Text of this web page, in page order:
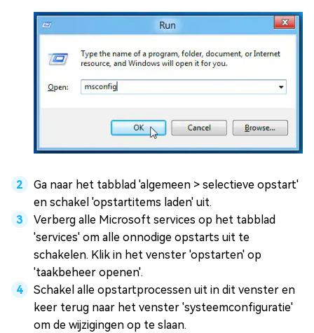
Ga naar het tabblad 'algemeen > selectieve opstart'
en schakel 'opstartitems laden' uit.
Verberg alle Microsoft services op het tabblad
'services' om alle onnodige opstarts uit te
schakelen. Klik in het venster 'opstarten' op
'taakbeheer openen'.
Schakel alle opstartprocessen uit in dit venster en
keer terug naar het venster 'systeemconfiguratie'
om de wijzigingen op te slaan.